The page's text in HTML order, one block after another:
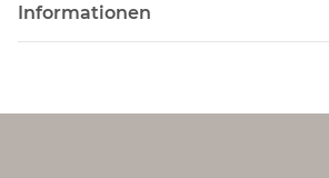
Informationen